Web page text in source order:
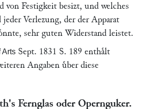
von Festigkeit besizt, und welches
Verlezung, der der Apparat
sehr guten Widerstand leistet.
Arts Sept. 1831 S. 189 enthaͤlt
Angaben uͤber diese
's Fernglas oder Opernguker.